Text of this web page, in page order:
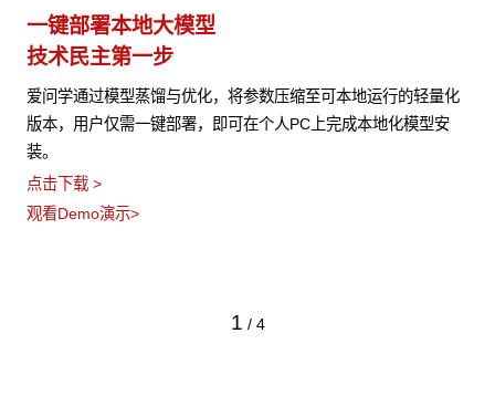
一键部署本地大模型
技术民主第一步
爱问学通过模型蒸馏与优化，将参数压缩至可本地运行的轻量化
版本，用户仅需一键部署，即可在个人PC上完成本地化模型安
装。
点击下载 >
观看Demo演示>
1 / 4